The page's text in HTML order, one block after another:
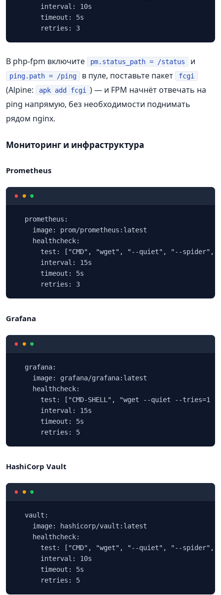
      interval: 10s
      timeout: 5s
      retries: 3
В php-fpm включите pm.status_path = /status и
ping.path = /ping в пуле, поставьте пакет fcgi
(Alpine: apk add fcgi
) — и FPM начнёт отвечать на
ping напрямую, без необходимости поднимать
рядом nginx.
Мониторинг и инфраструктура
Prometheus
  prometheus:
    image: prom/prometheus:latest
    healthcheck:
test: ["CMD", "wget", "--quiet", "--spider",
      interval: 15s
      timeout: 5s
      retries: 3
Grafana
  grafana:
    image: grafana/grafana:latest
    healthcheck:
test: ["CMD-SHELL", "wget --quiet --tries=1
      interval: 15s
      timeout: 5s
      retries: 5
HashiCorp Vault
  vault:
    image: hashicorp/vault:latest
    healthcheck:
test: ["CMD", "wget", "--quiet", "--spider",
      interval: 10s
      timeout: 5s
      retries: 5